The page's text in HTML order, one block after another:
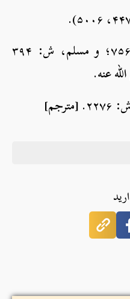
([۲]) صحیح بخاری، ش: ۷۵۶؛ و مسلم، ش: ۳۹۴
عنه.